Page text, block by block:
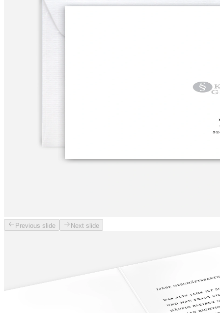
Previous slide Next slide